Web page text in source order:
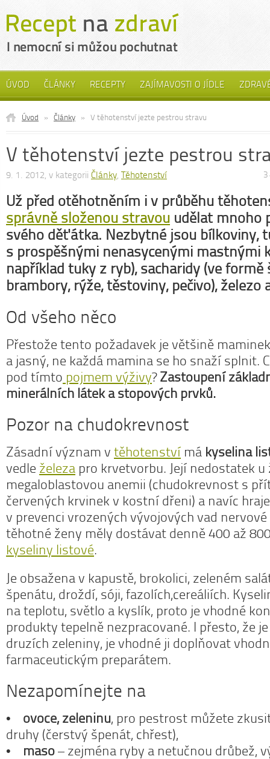
ÚVOD ČLÁNKY RECEPTY ZAJÍMAVOSTI O JÍDLE
Úvod » Články » V těhotenství jezte pestrou stravu
V těhotenství jezte pestrou
9. 1. 2012, v kategorii Články, Těhotenství
Už před otěhotněním i v průběhu
správně složenou stravou udělat mnoho
svého děťátka. Nezbytné jsou bílkoviny,
s prospěšnými nenasycenými mastnými
například tuky z ryb), sacharidy (ve formě
brambory, rýže, těstoviny, pečivo), železo
Od všeho něco
Přestože tento požadavek je většině
a jasný, ne každá mamina se ho snaží splnit.
pod tímto pojmem výživy?Zastoupení
minerálních látek a stopových prvků.
Pozor na chudokrevnost
Zásadní význam v těhotenství má kyselina
vedle železa pro krvetvorbu. Její nedostatek
megaloblastovou anemii (chudokrevnost s
červených krvinek v kostní dřeni) a navíc
v prevenci vrozených vývojových vad
těhotné ženy měly dostávat denně 400 až
kyseliny listové.
Je obsažena v kapustě, brokolici, zeleném
špenátu, droždí, sóji, fazolích,cereáliích.
na teplotu, světlo a kyslík, proto je vhodné
produkty tepelně nezpracované. I přesto, že
druzích zeleniny, je vhodné ji doplňovat
farmaceutickým preparátem.
Nezapomínejte na
• ovoce, zeleninu, pro pestrost můžete
druhy (čerstvý špenát, chřest),
• maso– zejména ryby a netučnou drůbež,